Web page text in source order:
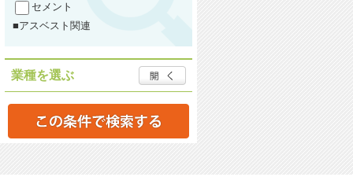
セメント
■アスベスト関連
業種を選ぶ